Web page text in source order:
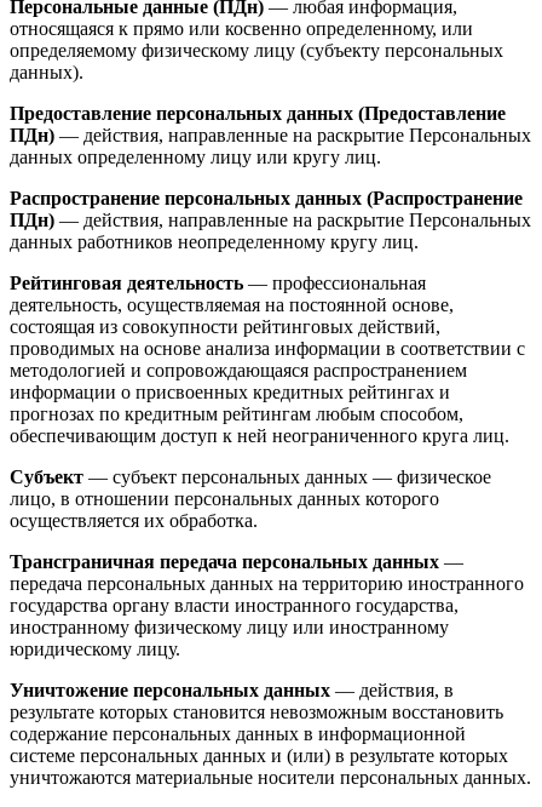
Персональные данные (ПДн) — любая информация,
относящаяся к прямо или косвенно определенному, или
определяемому физическому лицу (субъекту персональных
данных).
Предоставление персональных данных (Предоставление
ПДн) — действия, направленные на раскрытие Персональных
данных определенному лицу или кругу лиц.
Распространение персональных данных (Распространение
ПДн) — действия, направленные на раскрытие Персональных
данных работников неопределенному кругу лиц.
Рейтинговая деятельность — профессиональная
деятельность, осуществляемая на постоянной основе,
состоящая из совокупности рейтинговых действий,
проводимых на основе анализа информации в соответствии с
методологией и сопровождающаяся распространением
информации о присвоенных кредитных рейтингах и
прогнозах по кредитным рейтингам любым способом,
обеспечивающим доступ к ней неограниченного круга лиц.
Субъект — субъект персональных данных — физическое
лицо, в отношении персональных данных которого
осуществляется их обработка.
Трансграничная передача персональных данных —
передача персональных данных на территорию иностранного
государства органу власти иностранного государства,
иностранному физическому лицу или иностранному
юридическому лицу.
Уничтожение персональных данных — действия, в
результате которых становится невозможным восстановить
содержание персональных данных в информационной
системе персональных данных и (или) в результате которых
уничтожаются материальные носители персональных данных.